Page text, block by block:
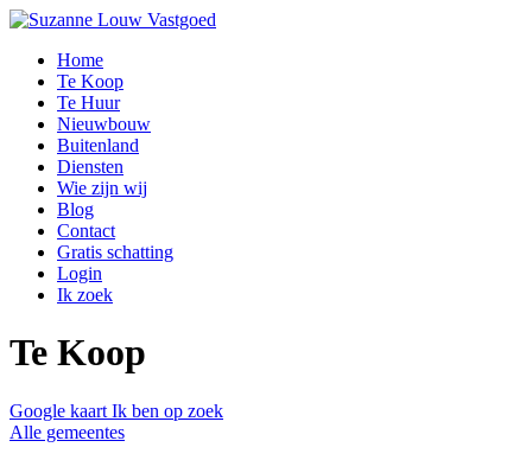
Home
Te Koop
Te Huur
Nieuwbouw
Buitenland
Diensten
Wie zijn wij
Blog
Contact
Gratis schatting
Login
Ik zoek
Te Koop
Google kaart Ik ben op zoek
Alle gemeentes